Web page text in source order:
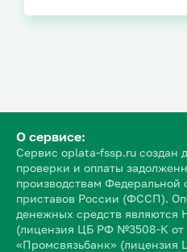
О сервисе:
Сервис oplata-fssp.ru создан
проверки и оплаты
производствам Федеральной
приставов России (ФССП).
денежных средств
(лицензия ЦБ РФ №3508-К от
«Промсвязьбанк» (лицензия